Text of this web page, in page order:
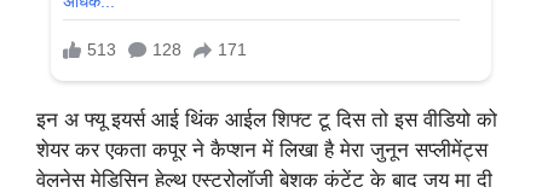
इन अ फ्यू इयर्स आई थिंक आईल शिफ्ट टू दिस तो इस वीडियो को
शेयर कर एकता कपूर ने कैप्शन में लिखा है मेरा जुनून सप्लीमेंट्स
वेलनेस मेडिसिन हेल्थ एस्ट्रोलॉजी बेशक कंटेंट के बाद जय मा दी